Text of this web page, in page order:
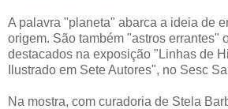
A palavra "planeta" abarca a ideia de
origem. São também "astros errantes"
destacados na exposição "Linhas de
Ilustrado em Sete Autores", no Sesc
Na mostra, com curadoria de Stela